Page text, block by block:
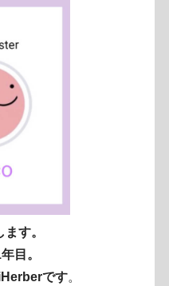
す。
目。
です。